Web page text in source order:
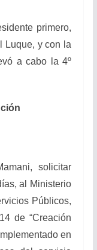
primero,
Luque, y con la
a cabo la 4º
solicitar
al Ministerio
Públicos,
de “Creación
en